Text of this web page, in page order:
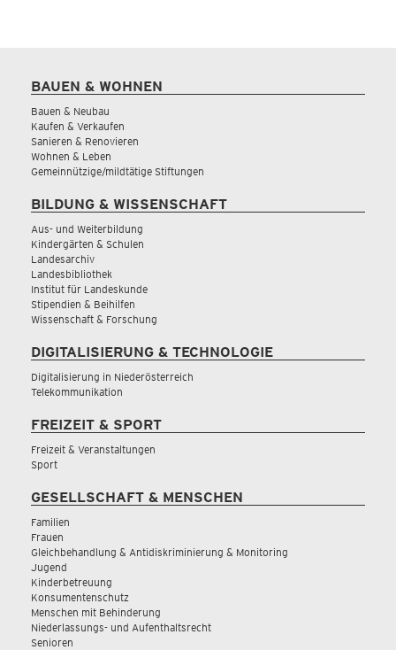
BAUEN & WOHNEN
Bauen & Neubau
Kaufen & Verkaufen
Sanieren & Renovieren
Wohnen & Leben
Gemeinnützige/mildtätige Stiftungen
BILDUNG & WISSENSCHAFT
Aus- und Weiterbildung
Kindergärten & Schulen
Landesarchiv
Landesbibliothek
Institut für Landeskunde
Stipendien & Beihilfen
Wissenschaft & Forschung
DIGITALISIERUNG & TECHNOLOGIE
Digitalisierung in Niederösterreich
Telekommunikation
FREIZEIT & SPORT
Freizeit & Veranstaltungen
Sport
GESELLSCHAFT & MENSCHEN
Familien
Frauen
Gleichbehandlung & Antidiskriminierung & Monitoring
Jugend
Kinderbetreuung
Konsumentenschutz
Menschen mit Behinderung
Niederlassungs- und Aufenthaltsrecht
Senioren